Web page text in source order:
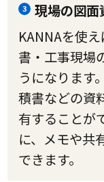
3
現場の図面
KANNAを使
書・工事現場
うになります
積書などの資
有することが
に、メモや共
できます。